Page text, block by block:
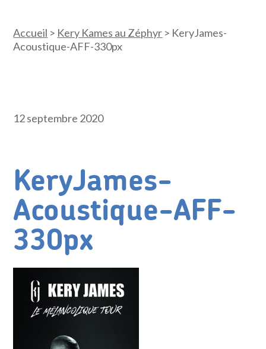
Accueil > Kery Kames au Zéphyr > KeryJames-
Acoustique-AFF-330px
12 septembre 2020
KeryJames-
Acoustique-AFF-
330px